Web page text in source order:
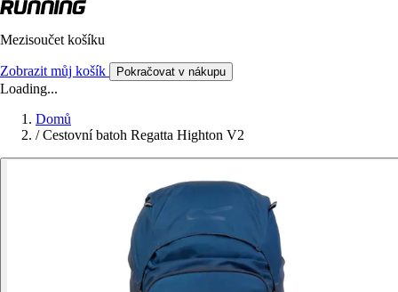
Mezisoučet košíku
Zobrazit můj košík Pokračovat v nákupu
Loading...
Domů
/ Cestovní batoh Regatta Highton V2